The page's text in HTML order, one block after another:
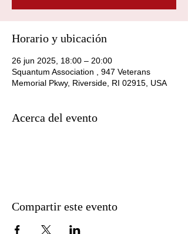
Horario y ubicación
26 jun 2025, 18:00 – 20:00
Squantum Association , 947 Veterans
Memorial Pkwy, Riverside, RI 02915, USA
Acerca del evento
Compartir este evento